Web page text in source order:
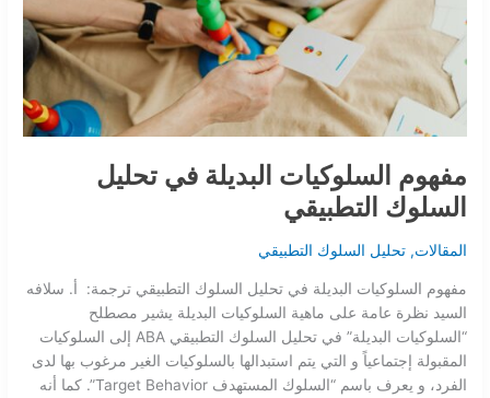
مفهوم السلوكيات البديلة في تحليل
السلوك التطبيقي
المقالات,تحليل السلوك التطبيقي
مفهوم السلوكيات البديلة في تحليل السلوك التطبيقي ترجمة: أ. سلافه
السيد نظرة عامة على ماهية السلوكيات البديلة يشير مصطلح
“السلوكيات البديلة” في تحليل السلوك التطبيقي ABA إلى السلوكيات
المقبولة إجتماعياً و التي يتم استبدالها بالسلوكيات الغير مرغوب بها لدى
الفرد، و يعرف باسم “السلوك المستهدف Target Behavior”. كما أنه